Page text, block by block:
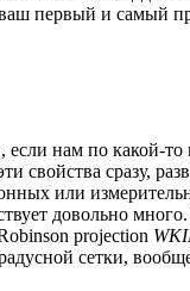
первый и самый
нам по какой-
свойства сразу,
или
довольно
projection
сетки,